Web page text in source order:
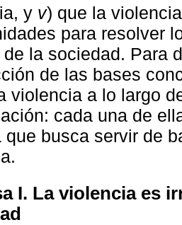
y v) que la
para resolver
la sociedad. Para
de las bases
violencia a lo largo
cada una de
que busca servir de
I. La violencia es